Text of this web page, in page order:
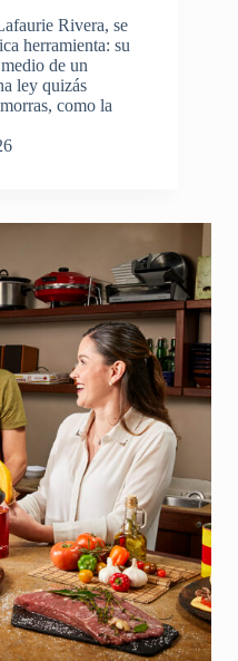
Rivera, se
herramienta: su
de un
ley quizás
como la